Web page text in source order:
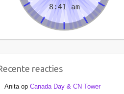
reacties
AnitaopCanada Day & CN Tower